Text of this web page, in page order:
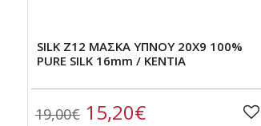
SILK Z12 ΜΑΣΚΑ ΥΠΝΟΥ 20Χ9 100%
PURE SILK 16mm / KENTIA
19,00€ 15,20€